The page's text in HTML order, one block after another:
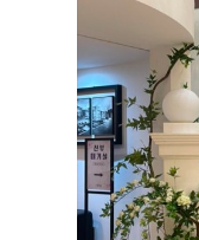
이 넓고 층고도
앞에 스크린도
예식 전까지 고민해봐야겠네
하려다보니 폭
들으시고, 만족스
족스러운 예식
후기가 도움이 되
김영기, 한아람